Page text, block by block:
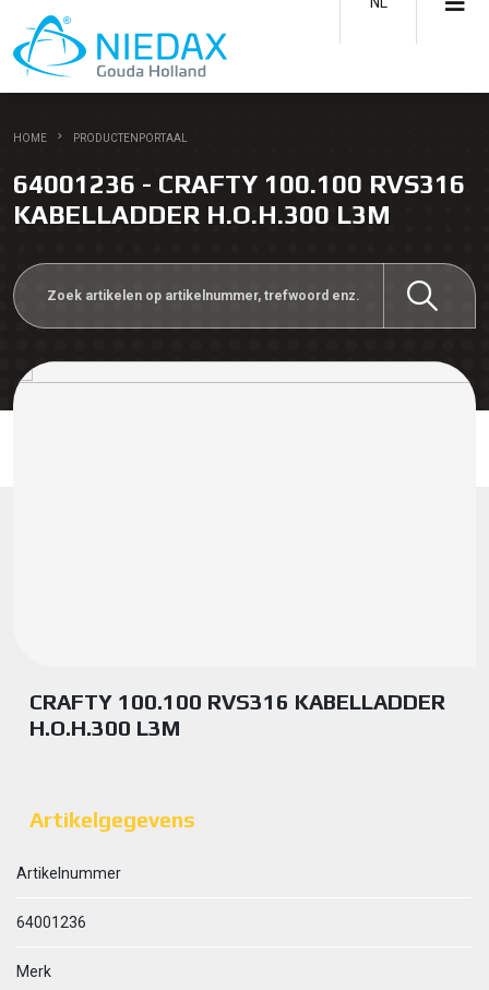
HOME PRODUCTENPORTAAL
64001236 - CRAFTY 100.100 RVS316
KABELLADDER H.O.H.300 L3M
CRAFTY 100.100 RVS316 KABELLADDER
H.O.H.300 L3M
Artikelgegevens
Artikelnummer
64001236
Merk